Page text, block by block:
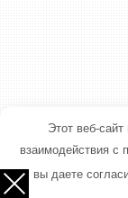
Этот веб-
взаимодействия с
вы даете